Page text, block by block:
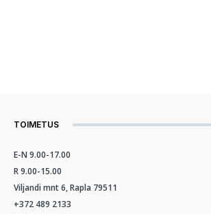
TOIMETUS
E-N 9.00-17.00
R 9.00-15.00
Viljandi mnt 6, Rapla 79511
+372 489 2133